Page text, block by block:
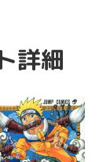
詳細